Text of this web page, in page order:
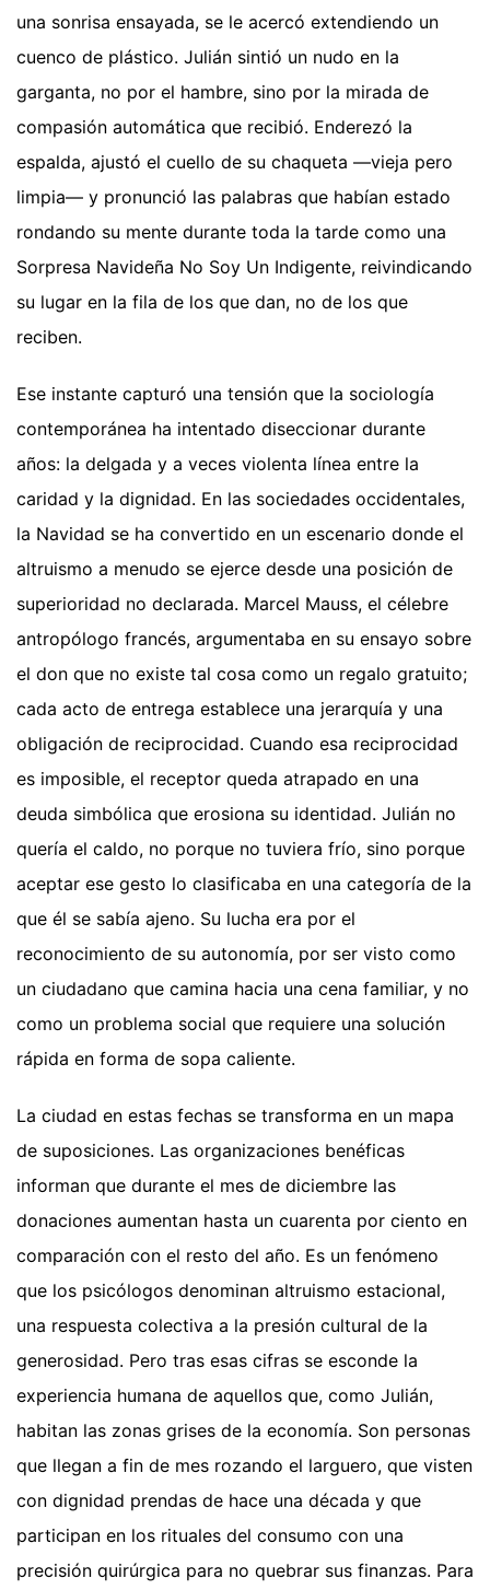
una sonrisa ensayada, se le acercó extendiendo un
cuenco de plástico. Julián sintió un nudo en la
garganta, no por el hambre, sino por la mirada de
compasión automática que recibió. Enderezó la
espalda, ajustó el cuello de su chaqueta —vieja pero
limpia— y pronunció las palabras que habían estado
rondando su mente durante toda la tarde como una
Sorpresa Navideña No Soy Un Indigente, reivindicando
su lugar en la fila de los que dan, no de los que
reciben.
Ese instante capturó una tensión que la sociología
contemporánea ha intentado diseccionar durante
años: la delgada y a veces violenta línea entre la
caridad y la dignidad. En las sociedades occidentales,
la Navidad se ha convertido en un escenario donde el
altruismo a menudo se ejerce desde una posición de
superioridad no declarada. Marcel Mauss, el célebre
antropólogo francés, argumentaba en su ensayo sobre
el don que no existe tal cosa como un regalo gratuito;
cada acto de entrega establece una jerarquía y una
obligación de reciprocidad. Cuando esa reciprocidad
es imposible, el receptor queda atrapado en una
deuda simbólica que erosiona su identidad. Julián no
quería el caldo, no porque no tuviera frío, sino porque
aceptar ese gesto lo clasificaba en una categoría de la
que él se sabía ajeno. Su lucha era por el
reconocimiento de su autonomía, por ser visto como
un ciudadano que camina hacia una cena familiar, y no
como un problema social que requiere una solución
rápida en forma de sopa caliente.
La ciudad en estas fechas se transforma en un mapa
de suposiciones. Las organizaciones benéficas
informan que durante el mes de diciembre las
donaciones aumentan hasta un cuarenta por ciento en
comparación con el resto del año. Es un fenómeno
que los psicólogos denominan altruismo estacional,
una respuesta colectiva a la presión cultural de la
generosidad. Pero tras esas cifras se esconde la
experiencia humana de aquellos que, como Julián,
habitan las zonas grises de la economía. Son personas
que llegan a fin de mes rozando el larguero, que visten
con dignidad prendas de hace una década y que
participan en los rituales del consumo con una
precisión quirúrgica para no quebrar sus finanzas. Para